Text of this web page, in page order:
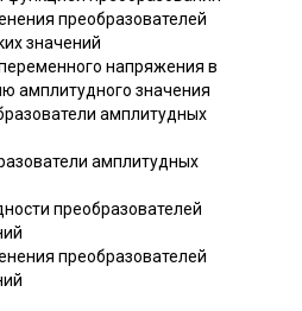
преобразователей
значений
напряжения в
амплитудного значения
амплитудных
амплитудных
преобразователей
преобразователей